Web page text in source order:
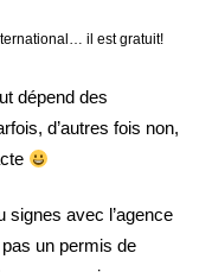
il est gratuit!
dépend des
d’autres fois non,
signes avec l’agence
un permis de